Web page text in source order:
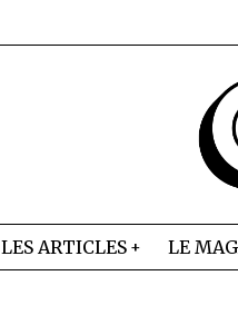
LES ARTICLES LE